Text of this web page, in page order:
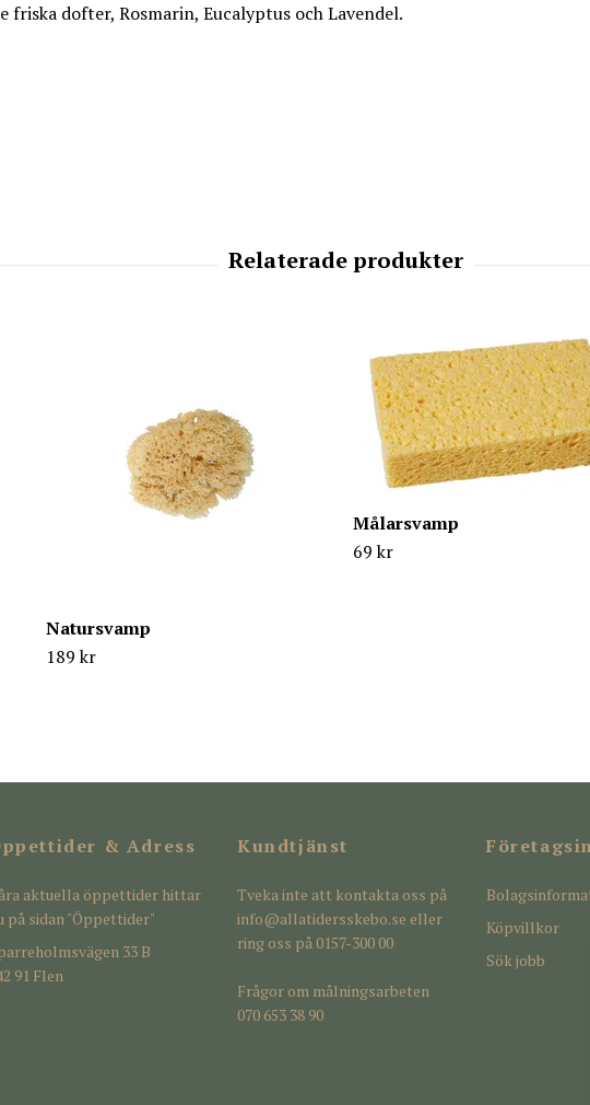
friska dofter, Rosmarin, Eucalyptus och Lavendel.
Natursvamp
189 kr
Målarsvamp
69 kr
& Adress
aktuella öppettider hittar
på sidan "Öppettider"
33 B
91 Flen
Kundtjänst
Tveka inte att kontakta oss på
info@allatidersskebo.se eller
ring oss på 0157-300 00
Frågor om målningsarbeten
070 653 38 90
Köpvillkor
Sök jobb